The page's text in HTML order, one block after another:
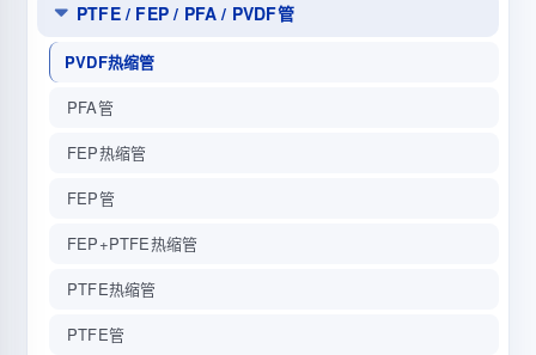
PTFE / FEP / PFA / PVDF管
PVDF热缩管
PFA管
FEP热缩管
FEP管
FEP+PTFE热缩管
PTFE热缩管
PTFE管